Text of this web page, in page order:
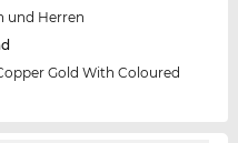
und Herren
Gold With Coloured